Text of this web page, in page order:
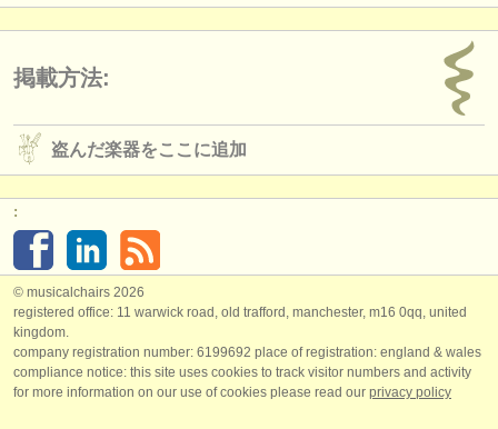
掲載方法:
盗んだ楽器をここに追加
:
© musicalchairs 2026
registered office: 11 warwick road, old trafford, manchester, m16 0qq, united
kingdom.
company registration number: ​6199692 place of registration: england & wales
compliance notice: ​this site uses cookies to track visitor numbers and activity
for more information on our use of cookies please read our privacy policy